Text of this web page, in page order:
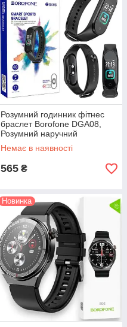
Розумний годинник фітнес
браслет Borofone DGA08,
Розумний наручний
спортивний фітнес годинник
з пульсометром і тонометром
Немає в наявності
565 ₴
Новинка